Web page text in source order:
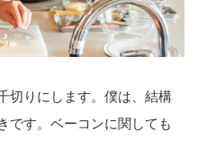
切りにします。僕は、結構
です。ベーコンに関しても